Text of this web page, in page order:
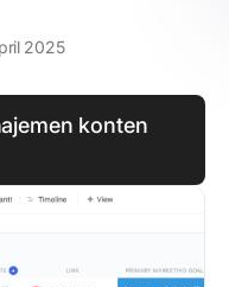
2025
konten